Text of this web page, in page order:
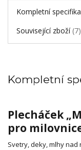
Kompletní
Související zboží 7
Kompletní
Plecháček
pro
Svetry, deky, mlhy